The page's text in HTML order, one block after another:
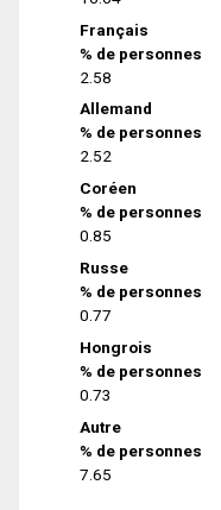
Français
% de personnes
2.58
Allemand
% de personnes
2.52
Coréen
% de personnes
0.85
Russe
% de personnes
0.77
Hongrois
% de personnes
0.73
Autre
% de personnes
7.65